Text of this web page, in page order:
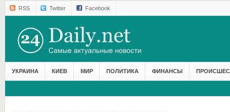
RSS Twitter Facebook
УКРАИНА КИЕВ МИР ПОЛИТИКА ФИНАНСЫ